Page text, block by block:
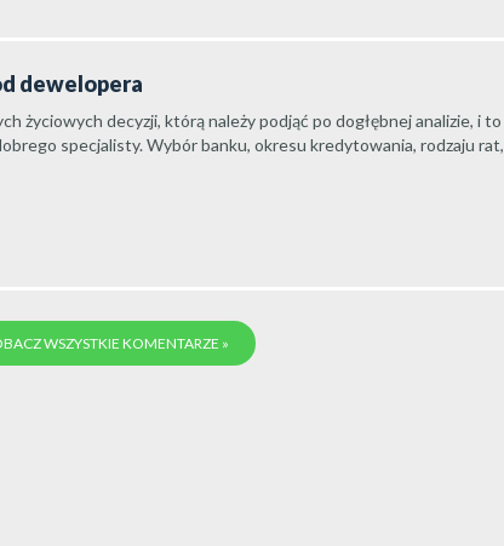
dewelopera
życiowych decyzji, którą należy podjąć po dogłębnej analizie, i to
specjalisty. Wybór banku, okresu kredytowania, rodzaju rat,
WSZYSTKIE KOMENTARZE »